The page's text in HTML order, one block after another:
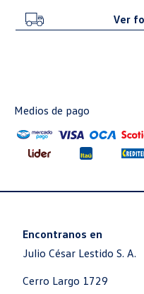
Ver
Medios de pago
Encontranos en
Julio César Lestido S. A.
Cerro Largo 1729